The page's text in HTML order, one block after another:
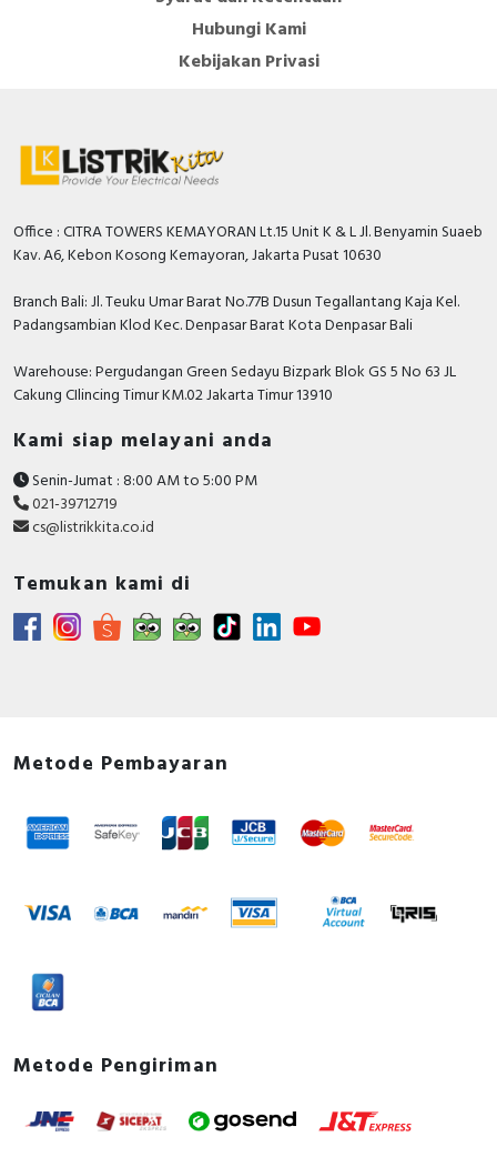
Hubungi Kami
Kebijakan Privasi
Office : CITRA TOWERS KEMAYORAN Lt.15 Unit K & L Jl. Benyamin Suaeb
Kav. A6, Kebon Kosong Kemayoran, Jakarta Pusat 10630
Branch Bali: Jl. Teuku Umar Barat No.77B Dusun Tegallantang Kaja Kel.
Padangsambian Klod Kec. Denpasar Barat Kota Denpasar Bali
Warehouse: Pergudangan Green Sedayu Bizpark Blok GS 5 No 63 JL
Cakung CIlincing Timur KM.02 Jakarta Timur 13910
Kami siap melayani anda
Senin-Jumat : 8:00 AM to 5:00 PM
021-39712719
cs@listrikkita.co.id
Temukan kami di
Metode Pembayaran
Metode Pengiriman